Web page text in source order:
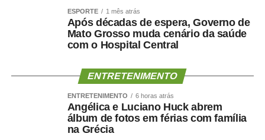
maior desafio, a mudança social e
estrutural do que gera e fomenta essa
violência, não bastando a aplicação correta
da lei para findar a violência e proteger as
articulação em rede”, ressalta.
A magistrada observa ainda que nos
últimos anos houve aumento das
denúncias envolvendo violência
ESPORTE 1 mês atrás
Após décadas de espera, Governo de
Mato Grosso muda cenário da saúde
com o Hospital Central
ENTRETENIMENTO
ENTRETENIMENTO 6 horas atrás
Angélica e Luciano Huck abrem
álbum de fotos em férias com família
na Grécia